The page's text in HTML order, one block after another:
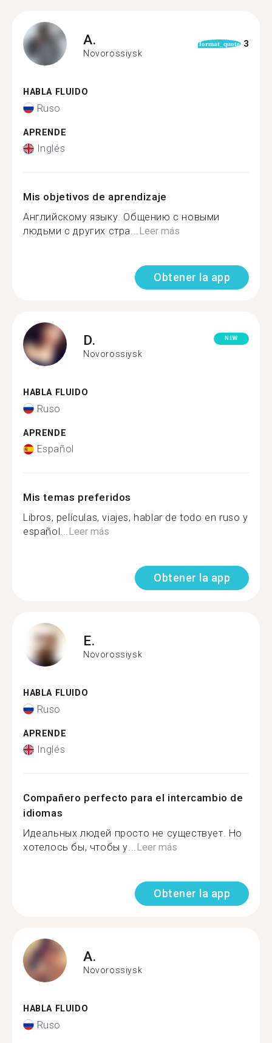
A.
Novorossiysk
format_quote 3
HABLA FLUIDO
Ruso
APRENDE
Inglés
Mis objetivos de aprendizaje
Английскому языку. Общению с новыми
людьми с других стра...Leer más
Obtener la app
D.
Novorossiysk
NEW
HABLA FLUIDO
Ruso
APRENDE
Español
Mis temas preferidos
Libros, películas, viajes, hablar de todo en ruso y
español...Leer más
Obtener la app
E.
Novorossiysk
HABLA FLUIDO
Ruso
APRENDE
Inglés
Compañero perfecto para el intercambio de
idiomas
Идеальных людей просто не существует. Но
хотелось бы, чтобы у...Leer más
Obtener la app
A.
Novorossiysk
HABLA FLUIDO
Ruso